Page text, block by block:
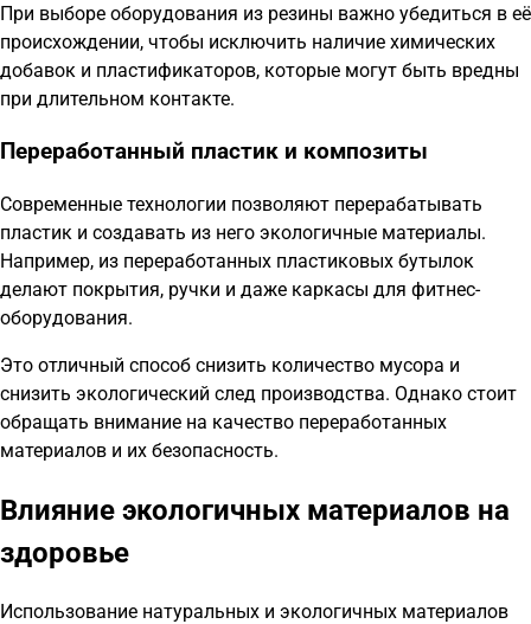
При выборе оборудования из резины важно убедиться в её
происхождении, чтобы исключить наличие химических
добавок и пластификаторов, которые могут быть вредны
при длительном контакте.
Переработанный пластик и композиты
Современные технологии позволяют перерабатывать
пластик и создавать из него экологичные материалы.
Например, из переработанных пластиковых бутылок
делают покрытия, ручки и даже каркасы для фитнес-
оборудования.
Это отличный способ снизить количество мусора и
снизить экологический след производства. Однако стоит
обращать внимание на качество переработанных
материалов и их безопасность.
Влияние экологичных материалов на
здоровье
Использование натуральных и экологичных материалов